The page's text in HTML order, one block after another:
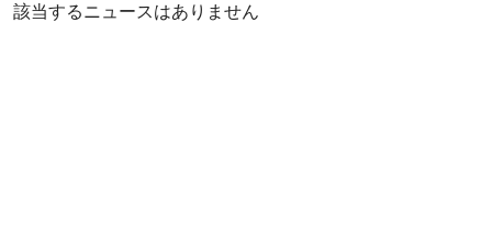
該当するニュースはありません